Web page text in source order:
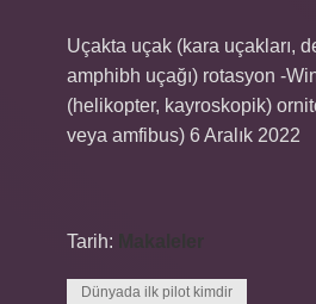
Uçakta uçak (kara uçakları,
amphibh uçağı) rotasyon -
(helikopter, kayroskopik)
veya amfibus) 6 Aralık 2022
Tarih:
Dünyada ilk pilot kimdir